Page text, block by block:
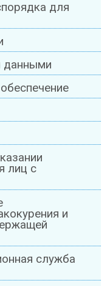
для
данными
лиц с
и
служба